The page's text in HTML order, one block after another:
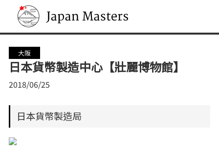
Japan Masters
大阪
日本貨幣製造中心【壯麗博物館】
2018/06/25
日本貨幣製造局